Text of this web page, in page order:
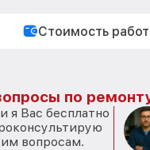
Стоимость работ
по
я Вас бесплатно
вопросам.